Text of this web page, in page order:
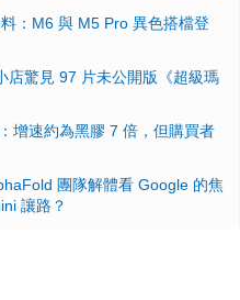
：M6 與 M5 Pro 異色搭檔登
店驚見 97 片未公開版《超級瑪
增速約為黑膠 7 倍，但購買者
團隊解體看 Google 的焦
讓路？